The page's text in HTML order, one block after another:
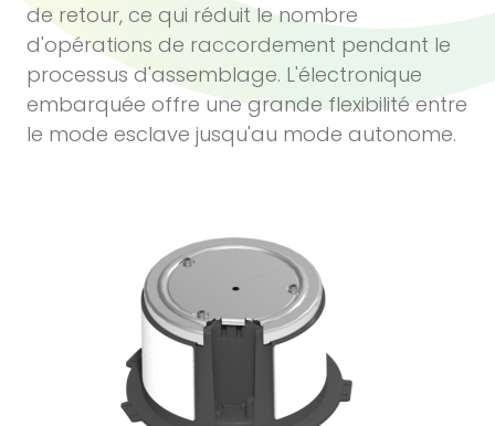
de retour, ce qui réduit le nombre
d'opérations de raccordement pendant le
processus d'assemblage. L'électronique
embarquée offre une grande flexibilité entre
le mode esclave jusqu'au mode autonome.